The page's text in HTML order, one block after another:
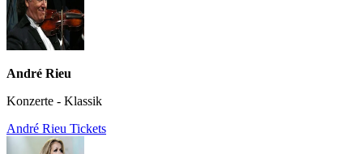
André Rieu
Konzerte - Klassik
André Rieu Tickets